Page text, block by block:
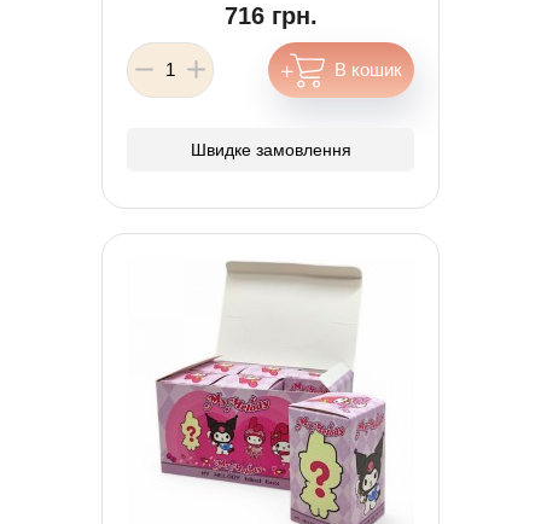
716 грн.
Швидке замовлення